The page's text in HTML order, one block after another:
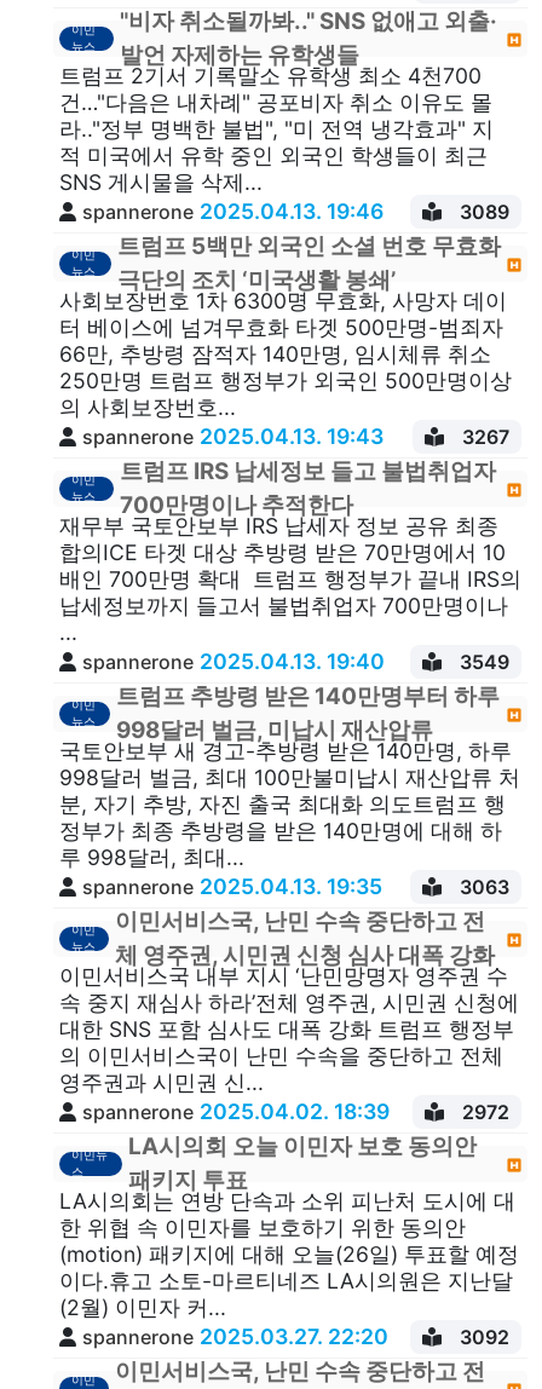
이민
뉴스
"비자 취소될까봐.." SNS 없애고 외출·
발언 자제하는 유학생들
트럼프 2기서 기록말소 유학생 최소 4천700
건…"다음은 내차례" 공포비자 취소 이유도 몰
라.."정부 명백한 불법", "미 전역 냉각효과" 지
적 미국에서 유학 중인 외국인 학생들이 최근
SNS 게시물을 삭제...
spannerone 2025.04.13. 19:46 3089
이민
뉴스
트럼프 5백만 외국인 소셜 번호 무효화
극단의 조치 ‘미국생활 봉쇄’
사회보장번호 1차 6300명 무효화, 사망자 데이
터 베이스에 넘겨무효화 타겟 500만명-범죄자
66만, 추방령 잠적자 140만명, 임시체류 취소
250만명 트럼프 행정부가 외국인 500만명이상
의 사회보장번호...
spannerone 2025.04.13. 19:43 3267
이민
뉴스
트럼프 IRS 납세정보 들고 불법취업자
700만명이나 추적한다
재무부 국토안보부 IRS 납세자 정보 공유 최종
합의ICE 타겟 대상 추방령 받은 70만명에서 10
배인 700만명 확대 트럼프 행정부가 끝내 IRS의
납세정보까지 들고서 불법취업자 700만명이나
...
spannerone 2025.04.13. 19:40 3549
이민
뉴스
트럼프 추방령 받은 140만명부터 하루
998달러 벌금, 미납시 재산압류
국토안보부 새 경고-추방령 받은 140만명, 하루
998달러 벌금, 최대 100만불미납시 재산압류 처
분, 자기 추방, 자진 출국 최대화 의도트럼프 행
정부가 최종 추방령을 받은 140만명에 대해 하
루 998달러, 최대...
spannerone 2025.04.13. 19:35 3063
이민
뉴스
이민서비스국, 난민 수속 중단하고 전
체 영주권, 시민권 신청 심사 대폭 강화
이민서비스국 내부 지시 ‘난민망명자 영주권 수
속 중지 재심사 하라’전체 영주권, 시민권 신청에
대한 SNS 포함 심사도 대폭 강화 트럼프 행정부
의 이민서비스국이 난민 수속을 중단하고 전체
영주권과 시민권 신...
spannerone 2025.04.02. 18:39 2972
이민뉴
스
LA시의회 오늘 이민자 보호 동의안
패키지 투표
LA시의회는 연방 단속과 소위 피난처 도시에 대
한 위협 속 이민자를 보호하기 위한 동의안
(motion) 패키지에 대해 오늘(26일) 투표할 예정
이다.휴고 소토-마르티네즈 LA시의원은 지난달
(2월) 이민자 커...
spannerone 2025.03.27. 22:20 3092
이민
이민서비스국, 난민 수속 중단하고 전